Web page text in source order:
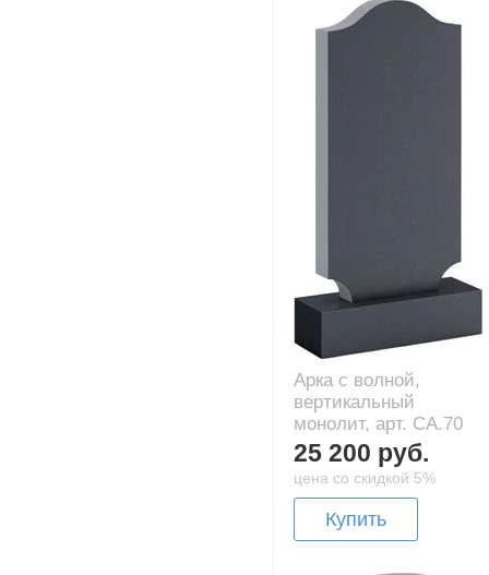
Арка с волной,
вертикальный
монолит, арт. CA.70
25 200 руб.
цена со скидкой 5%
Купить